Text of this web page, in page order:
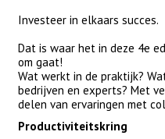
Investeer in elkaars succes.
Dat is waar het in deze 4e
om gaat!
Wat werkt in de praktijk?
bedrijven en experts? Met
delen van ervaringen met
Productiviteitskring